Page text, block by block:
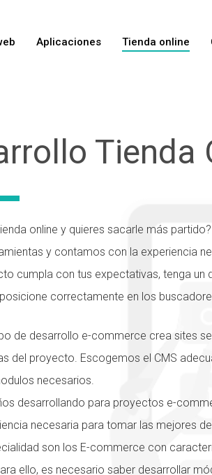
Aplicaciones Tienda online
Tienda
online y quieres sacarle más
y contamos con la experiencia
cumpla con tus expectativas, tenga un
correctamente en los
de desarrollo e-commerce crea sites
del proyecto. Escogemos el CMS
necesarios.
desarrollando para proyectos e-
necesaria para tomar las mejores
son los E-commerce con
ello, es necesario saber desarrollar